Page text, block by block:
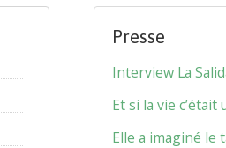
Presse
Interview La
Et si la vie c’était
Elle a imaginé le